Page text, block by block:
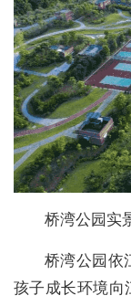
桥湾公园实
桥湾公园依
孩子成长环境向